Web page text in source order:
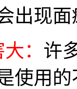
出现
： 许
使用